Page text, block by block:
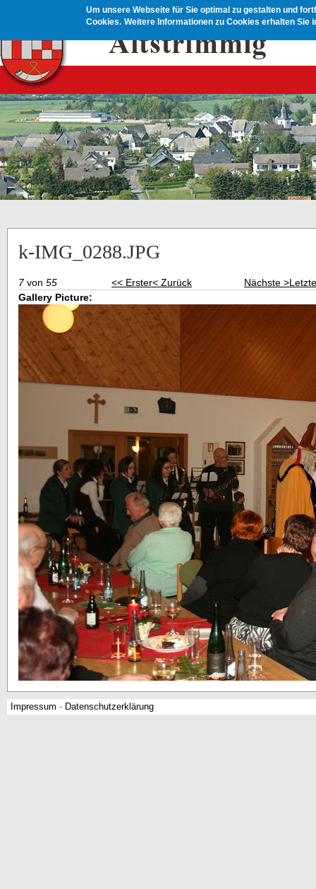
Um unsere Webseite für Sie optimal zu gestalten und
Cookies. Weitere Informationen zu Cookies erhalten Sie
k-IMG_0288.JPG
7von 55 << Erster< Zurück Nächste >
Gallery Picture:
Impressum - Datenschutzerklärung